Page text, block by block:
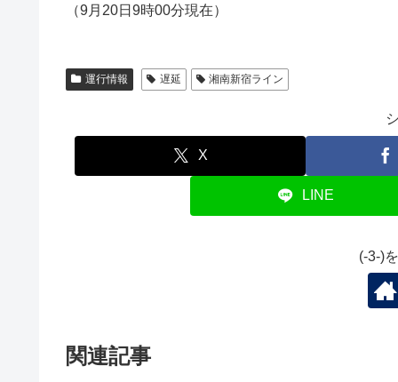
（9月20日9時00分現在）
運行情報 遅延 湘南新宿ライン
X
LINE
(-3-)
関連記事